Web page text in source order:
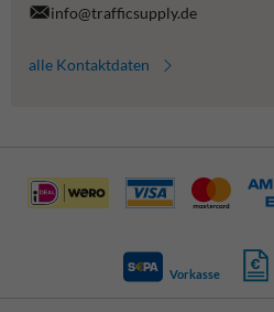
info@trafficsupply.de
alle Kontaktdaten
Vorkasse